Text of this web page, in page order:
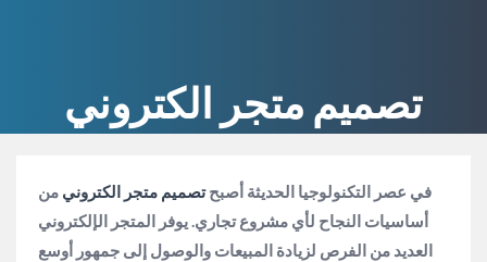
تصميم متجر الكتروني
في عصر التكنولوجيا الحديثة أصبحتصميم متجر الكتروني من
أساسيات النجاح لأي مشروع تجاري. يوفر المتجر الإلكتروني
العديد من الفرص لزيادة المبيعات والوصول إلى جمهور أوسع